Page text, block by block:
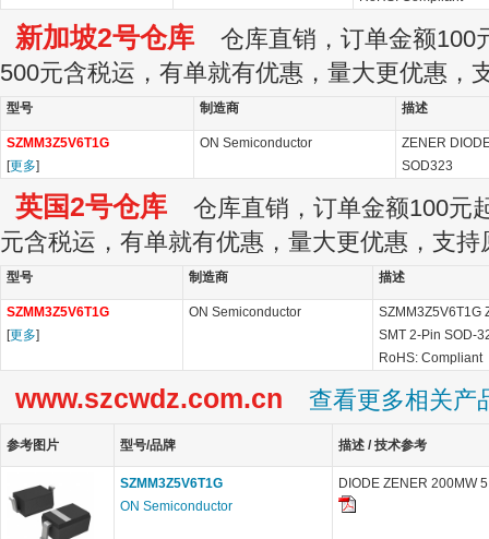
新加坡2号仓库 仓库直销，订单金额100
500元含税运，有单就有优惠，量大更优惠，
型号 制造商 描述
SZMM3Z5V6T1G
[更多]
ON Semiconductor
ZENER
SOD323
英国2号仓库 仓库直销，订单金额100元
元含税运，有单就有优惠，量大更优惠，支持
型号 制造商 描述
SZMM3Z5V6T1G
[更多]
ON Semiconductor
SZMM3Z5V6T1G
SMT 2-Pin SOD-
RoHS: Compliant
www.szcwdz.com.cn 查看更多相关产
参考图片 型号/品牌 描述 / 技术参考
SZMM3Z5V6T1G
ON Semiconductor
DIODE ZENER 200MW